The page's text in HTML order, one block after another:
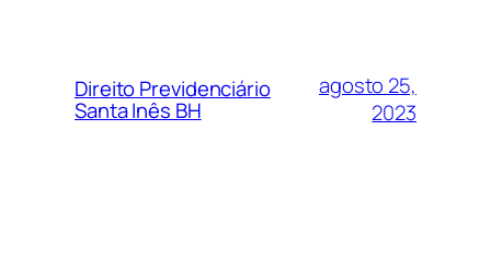
Direito Previdenciário
Santa Inês BH
agosto 25,
2023